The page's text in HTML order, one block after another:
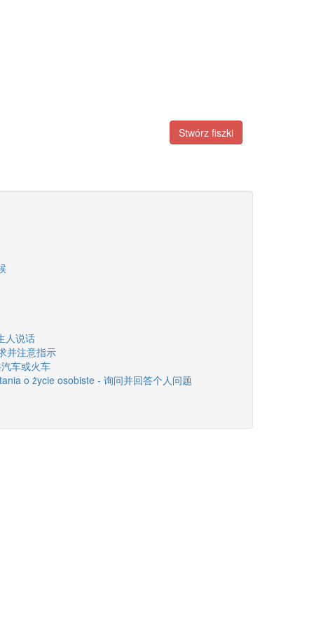
Stwórz fiszki
人说话
并注意指示
车或火车
o życie osobiste - 询问并回答个人问题